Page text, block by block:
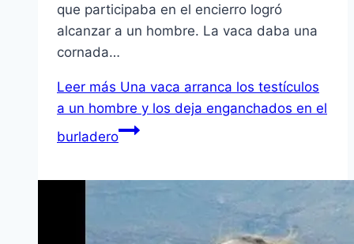
que participaba en el encierro logró
alcanzar a un hombre. La vaca daba una
cornada…
Leer más Una vaca arranca los testículos
a un hombre y los deja enganchados en el
burladero